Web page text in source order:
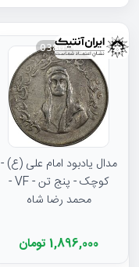
038071
مدال یادبود امام علی (ع) -
کوچک - پنج تن - VF -
محمد رضا شاه
1,896,000 تومان